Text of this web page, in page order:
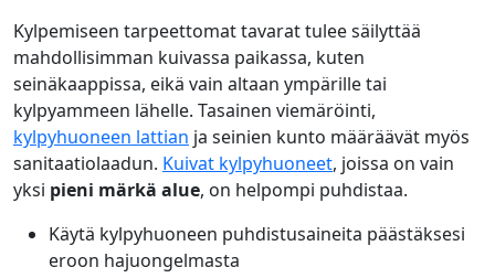
Kylpemiseen tarpeettomat tavarat tulee säilyttää
mahdollisimman kuivassa paikassa, kuten
seinäkaappissa, eikä vain altaan ympärille tai
kylpyammeen lähelle. Tasainen viemäröinti,
kylpyhuoneen lattian ja seinien kunto määräävät myös
sanitaatiolaadun. Kuivat kylpyhuoneet, joissa on vain
yksi pieni märkä alue, on helpompi puhdistaa.
Käytä kylpyhuoneen puhdistusaineita päästäksesi
eroon hajuongelmasta